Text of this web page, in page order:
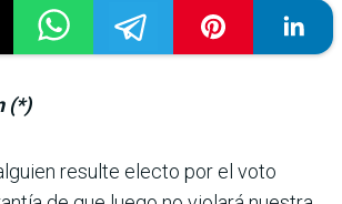
(*)
resulte electo por el voto